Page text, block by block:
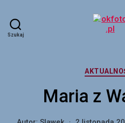
Szukaj
Maria z